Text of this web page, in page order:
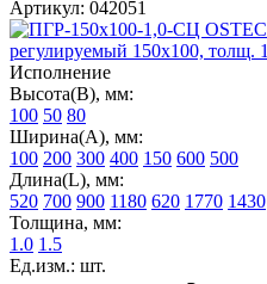
Артикул: 042051
Исполнение
Высота(В), мм:
100 50 80
Ширина(А), мм:
100 200 300 400 150 600 500
Длина(L), мм:
520 700 900 1180 620 1770 1430
Толщина, мм:
1.0 1.5
Ед.изм.: шт.